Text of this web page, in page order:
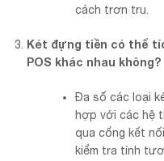
cách trơn tru.
Két đựng tiền có thể
POS khác nhau không?
Đa số các loại
hợp với các hệ
qua cổng kết
kiểm tra tính